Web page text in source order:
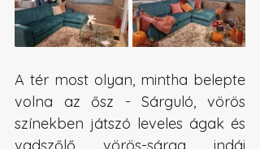
A tér most olyan, mintha belepte
volna az ősz - Sárguló, vörös
színekben játszó leveles ágak és